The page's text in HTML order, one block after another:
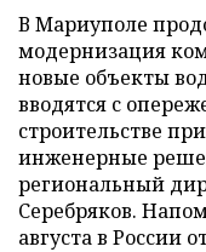
В Мариуполе
модернизация
новые объекты
вводятся с
строительстве
инженерные
региональный
Серебряков.
августа в России